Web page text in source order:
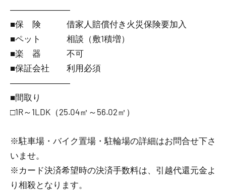
―――――――
■保 険 借家人賠償付き火災保険要加入
■ペット 相談（敷1積増）
■楽 器 不可
■保証会社 利用必須
―――――――
■間取り
□1R～1LDK（25.04㎡～56.02㎡）
※駐車場・バイク置場・駐輪場の詳細はお問合せ下さ
いませ。
※カード決済希望時の決済手数料は、引越代還元金よ
り相殺となります。